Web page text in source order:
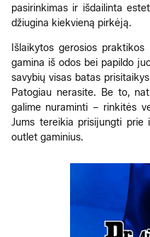
pasirinkimas ir išdailinta
džiugina kiekvieną pirkėją.
Išlaikytos gerosios
gamina iš odos bei papildo
savybių visas batas
Patogiau nerasite. Be to,
galime nuraminti – rinkitės
Jums tereikia prisijungti prie
outlet gaminius.